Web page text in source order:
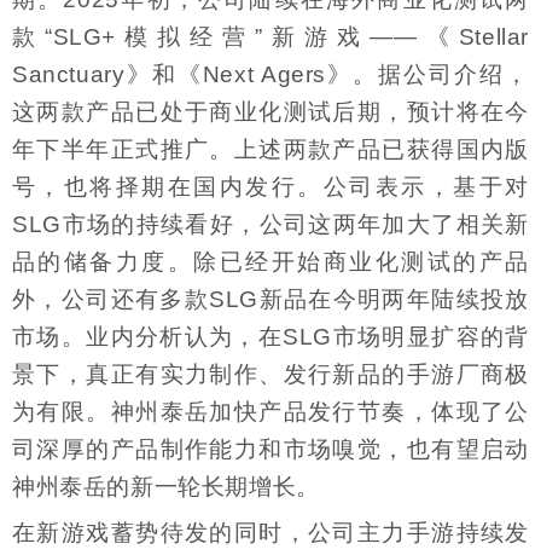
款“SLG+模拟经营”新游戏——《Stellar
Sanctuary》和《Next Agers》。据公司介绍，
这两款产品已处于商业化测试后期，预计将在今
年下半年正式推广。上述两款产品已获得国内版
号，也将择期在国内发行。公司表示，基于对
SLG市场的持续看好，公司这两年加大了相关新
品的储备力度。除已经开始商业化测试的产品
外，公司还有多款SLG新品在今明两年陆续投放
市场。业内分析认为，在SLG市场明显扩容的背
景下，真正有实力制作、发行新品的手游厂商极
为有限。神州泰岳加快产品发行节奏，体现了公
司深厚的产品制作能力和市场嗅觉，也有望启动
神州泰岳的新一轮长期增长。
在新游戏蓄势待发的同时，公司主力手游持续发